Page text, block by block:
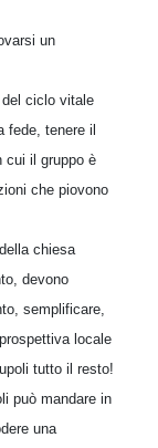
un
ciclo vitale
fede, tenere il
cui il gruppo è
che piovono
chiesa
devono
semplificare,
locale
tutto il resto!
può mandare in
una